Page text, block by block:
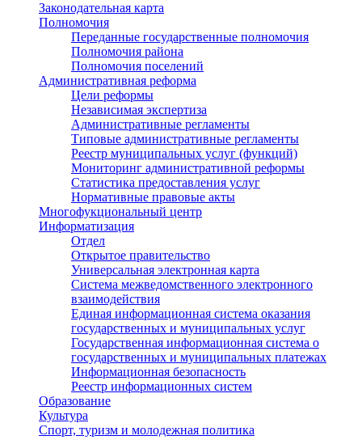
Законодательная карта
Полномочия
Переданные государственные полномочия
Полномочия района
Полномочия поселений
Административная реформа
Цели реформы
Независимая экспертиза
Административные регламенты
Типовые административные регламенты
Реестр муниципальных услуг (функций)
Мониторинг административной реформы
Статистика предоставления услуг
Нормативные правовые акты
Многофукциональный центр
Информатизация
Отдел
Открытое правительство
Универсальная электронная карта
Система межведомственного электронного
взаимодействия
Единая информационная система оказания
государственных и муниципальных услуг
Государственная информационная система о
государственных и муниципальных платежах
Информационная безопасность
Реестр информационных систем
Образование
Культура
Спорт, туризм и молодежная политика